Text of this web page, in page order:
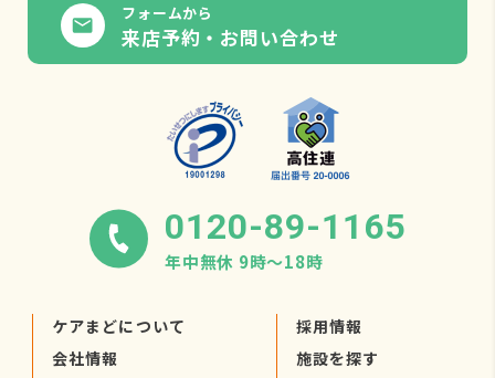
フォームから
来店予約・お問い合わせ
0120-89-1165
年中無休 9時〜18時
ケアまどについて
会社情報
採用情報
施設を探す